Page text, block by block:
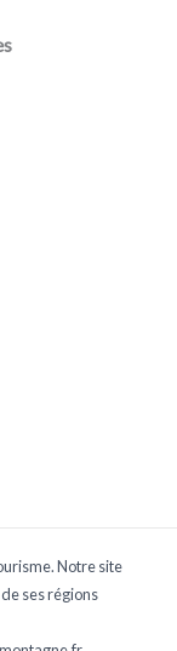
Notre site
ses régions